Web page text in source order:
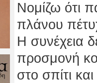
Νομίζω ότι
πλάνου
Η συνέχεια
προσμονή
στο σπίτι